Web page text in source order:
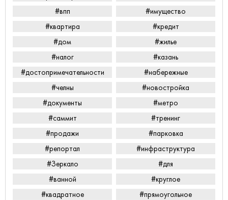
#впп
#имущество
#квартира
#кредит
#дом
#жилье
#налог
#казань
#достопримечательности
#набережные
#челны
#новостройка
#документы
#метро
#саммит
#тренинг
#продажи
#парковка
#репортал
#инфраструктура
#Зеркало
#для
#ванной
#круглое
#квадратное
#прямоугольное